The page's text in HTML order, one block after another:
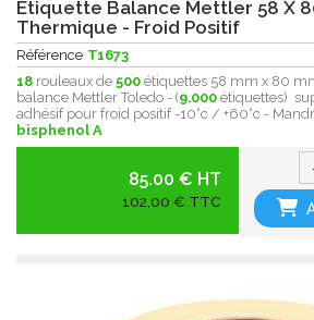
Etiquette Balance Mettler 58 X
Thermique - Froid Positif
Référence T1673
18 rouleaux de 500 étiquettes 58 mm x 80
balance Mettler Toledo - (9.000 étiquettes)
adhésif pour froid positif -10°c / +60°c -
bisphenol A
85.00 € HT
102,00 € TTC